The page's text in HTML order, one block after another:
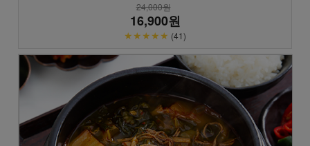
24,000원
16,900원
★★★★★ (41)